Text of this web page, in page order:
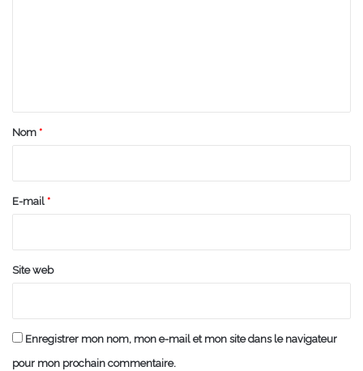
a
e
Nom *
E-mail *
Site web
Enregistrer mon nom, mon e-mail et mon site dans le navigateur
pour mon prochain commentaire.